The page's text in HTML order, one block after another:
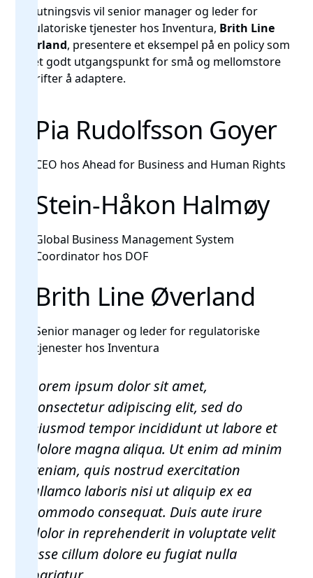
Avslutningsvis vil senior manager og leder for
regulatoriske tjenester hos Inventura, Brith Line
Øverland, presentere et eksempel på en policy som
gir et godt utgangspunkt for små og mellomstore
bedrifter å adaptere.
Pia Rudolfsson Goyer
CEO hos Ahead for Business and Human Rights
Stein-Håkon Halmøy
Global Business Management System
Coordinator hos DOF
Brith Line Øverland
Senior manager og leder for regulatoriske
tjenester hos Inventura
Lorem ipsum dolor sit amet,
consectetur adipiscing elit, sed do
eiusmod tempor incididunt ut labore et
dolore magna aliqua. Ut enim ad minim
veniam, quis nostrud exercitation
ullamco laboris nisi ut aliquip ex ea
commodo consequat. Duis aute irure
dolor in reprehenderit in voluptate velit
esse cillum dolore eu fugiat nulla